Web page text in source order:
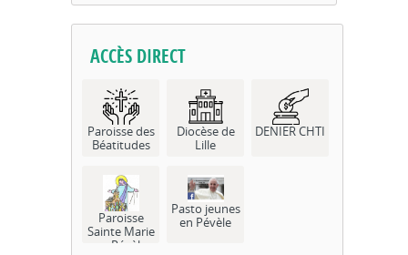
ACCÈS DIRECT
Paroisse des
Béatitudes
Diocèse de
Lille
DENIER CHTI
Paroisse
Sainte Marie
en Pévèle
Pasto jeunes
en Pévèle